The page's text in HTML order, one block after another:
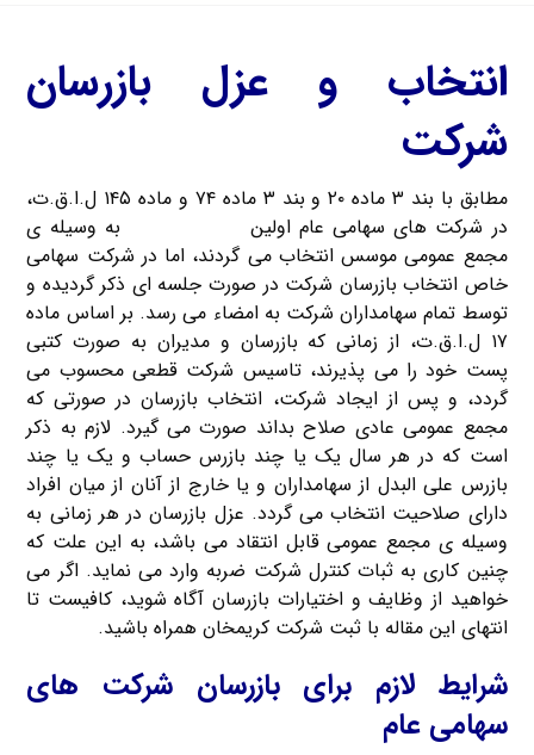
انتخاب و عزل بازرسان
شرکت
مطابق با بند ۳ ماده ۲۰ و بند ۳ ماده ۷۴ و ماده ۱۴۵ ل.ا.ق.ت،
در شرکت های سهامی عام اولین
به وسیله ی
مجمع عمومی موسس انتخاب می گردند، اما در شرکت سهامی
خاص انتخاب بازرسان شرکت در صورت جلسه ای ذکر گردیده و
توسط تمام سهامداران شرکت به امضاء می رسد. بر اساس ماده
۱۷ ل.ا.ق.ت، از زمانی که بازرسان و مدیران به صورت کتبی
پست خود را می پذیرند، تاسیس شرکت قطعی محسوب می
گردد، و پس از ایجاد شرکت، انتخاب بازرسان در صورتی که
مجمع عمومی عادی صلاح بداند صورت می گیرد. لازم به ذکر
است که در هر سال یک یا چند بازرس حساب و یک یا چند
بازرس علی البدل از سهامداران و یا خارج از آنان از میان افراد
دارای صلاحیت انتخاب می گردد. عزل بازرسان در هر زمانی به
وسیله ی مجمع عمومی قابل انتقاد می باشد، به این علت که
چنین کاری به ثبات کنترل شرکت ضربه وارد می نماید. اگر می
خواهید از وظایف و اختیارات بازرسان آگاه شوید، کافیست تا
انتهای این مقاله با ثبت شرکت کریمخان همراه باشید.
شرایط لازم برای بازرسان شرکت های
سهامی عام